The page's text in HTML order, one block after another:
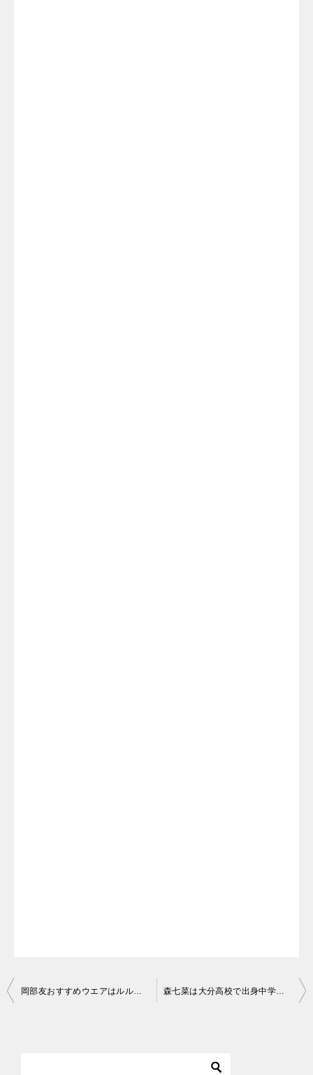
投
岡部友おすすめウエアはルルレモン！愛用の青汁ドリンクが気になる！ 森七菜は大分高校で出身中学は東陽中学校か？制服姿がかわいい！